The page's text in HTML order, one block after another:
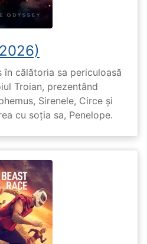
în călătoria sa periculoasă
Troian, prezentând
Sirenele, Circe și
cu soția sa, Penelope.